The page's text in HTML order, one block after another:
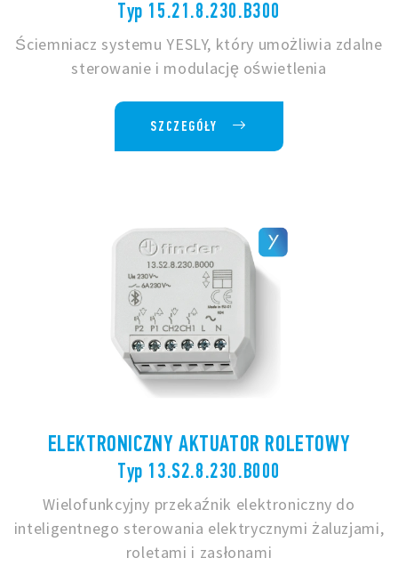
Typ 15.21.8.230.B300
Ściemniacz systemu YESLY, który umożliwia zdalne
sterowanie i modulację oświetlenia
SZCZEGÓŁY
ELEKTRONICZNY AKTUATOR ROLETOWY
Typ 13.S2.8.230.B000
Wielofunkcyjny przekaźnik elektroniczny do
inteligentnego sterowania elektrycznymi żaluzjami,
roletami i zasłonami